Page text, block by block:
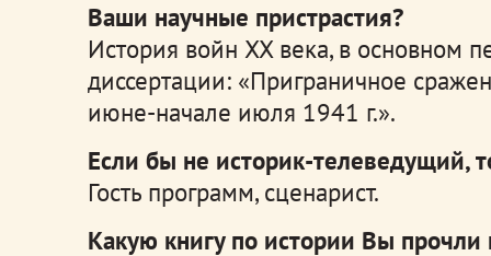
Ваши научные пристрастия?
История войн XX века, в основном
диссертации: «Приграничное
июне-начале июля 1941 г.».
Если бы не историк-телеведущий,
Гость программ, сценарист.
Какую книгу по истории Вы прочли